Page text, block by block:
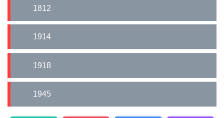
1812
1914
1918
1945